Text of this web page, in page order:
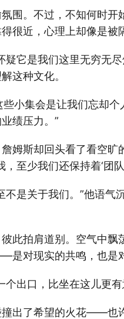
围。不过，不知何时开
很近，心理上却像是被
它是我们这里无穷无
这种文化。
小集会是让我们忘却
绩压力。”
姆斯却回头看了看空旷
至少我们还保持着‘团队
是关于我们。”他语气
此拍肩道别。空气中飘
对现实的共鸣，也是
出口，比坐在这儿更有
出了希望的火花——也